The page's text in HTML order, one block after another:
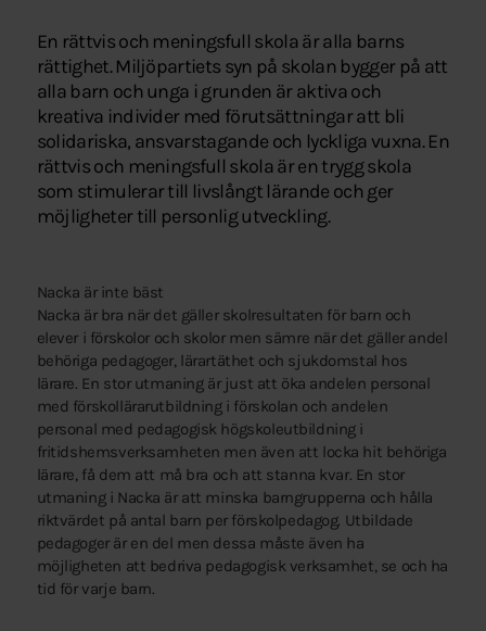
En rättvis och meningsfull skola är alla barns
rättighet. Miljöpartiets syn på skolan bygger på att
alla barn och unga i grunden är aktiva och
kreativa individer med förutsättningar att bli
solidariska, ansvarstagande och lyckliga vuxna. En
rättvis och meningsfull skola är en trygg skola
som stimulerar till livslångt lärande och ger
möjligheter till personlig utveckling.
Nacka är inte bäst
Nacka är bra när det gäller skolresultaten för barn och
elever i förskolor och skolor men sämre när det gäller andel
behöriga pedagoger, lärartäthet och sjukdomstal hos
lärare. En stor utmaning är just att öka andelen personal
med förskollärarutbildning i förskolan och andelen
personal med pedagogisk högskoleutbildning i
fritidshemsverksamheten men även att locka hit behöriga
lärare, få dem att må bra och att stanna kvar. En stor
utmaning i Nacka är att minska barngrupperna och hålla
riktvärdet på antal barn per förskolpedagog. Utbildade
pedagoger är en del men dessa måste även ha
möjligheten att bedriva pedagogisk verksamhet, se och ha
tid för varje barn.